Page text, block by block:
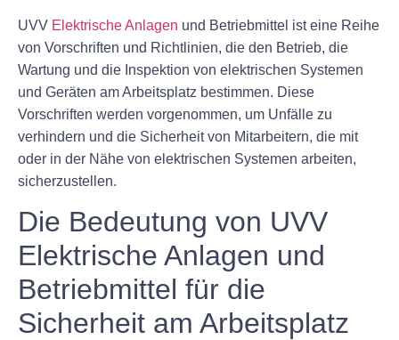
UVV Elektrische Anlagen und Betriebmittel ist eine Reihe
von Vorschriften und Richtlinien, die den Betrieb, die
Wartung und die Inspektion von elektrischen Systemen
und Geräten am Arbeitsplatz bestimmen. Diese
Vorschriften werden vorgenommen, um Unfälle zu
verhindern und die Sicherheit von Mitarbeitern, die mit
oder in der Nähe von elektrischen Systemen arbeiten,
sicherzustellen.
Die Bedeutung von UVV
Elektrische Anlagen und
Betriebmittel für die
Sicherheit am Arbeitsplatz